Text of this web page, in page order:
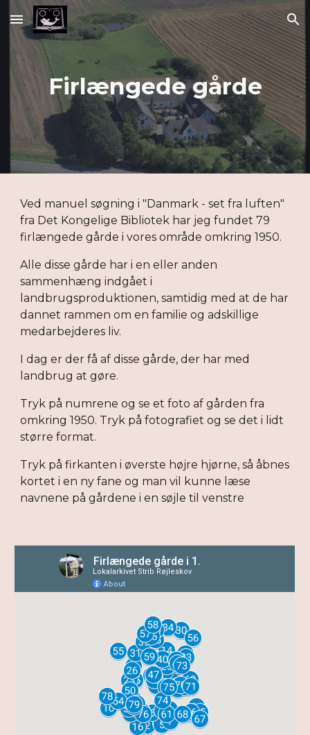
Skip to main content Skip to navigation
Firlængede gårde
Ved manuel søgning i "Danmark - set fra luften"
fra Det Kongelige Bibliotek har jeg fundet 79
firlængede gårde i vores område omkring 1950.
Alle disse gårde har i en eller anden
sammenhæng indgået i
landbrugsproduktionen, samtidig med at de har
dannet rammen om en familie og adskillige
medarbejderes liv.
I dag er der få af disse gårde, der har med
landbrug at gøre.
Tryk på numrene og se et foto af gården fra
omkring 1950. Tryk på fotografiet og se det i lidt
større format.
Tryk på firkanten i øverste højre hjørne, så åbnes
kortet i en ny fane og man vil kunne læse
navnene på gårdene i en søjle til venstre